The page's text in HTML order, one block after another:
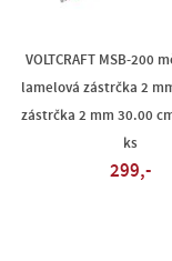
VOLTCRAFT MSB-200
lamelová zástrčka 2
zástrčka 2 mm 30.00
ks
299,-